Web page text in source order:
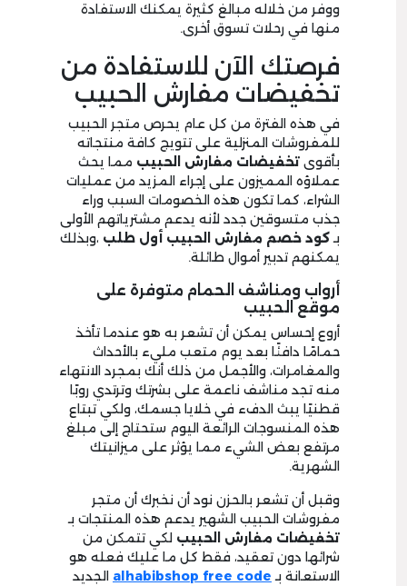
ووفر من خلاله مبالغ كثيرة يمكنك الاستفادة
منها في رحلات تسوق أخرى.
فرصتك الآن للاستفادة من
تخفيضات مفارش الحبيب
في هذه الفترة من كل عام يحرص متجر الحبيب
للمفروشات المنزلية على تتويج كافة منتجاته
بأقوى تخفيضات مفارش الحبيب مما يحث
عملاؤه المميزون على إجراء المزيد من عمليات
الشراء، كما تكون هذه الخصومات السبب وراء
جذب متسوقين جدد لأنه يدعم مشترياتهم الأولى
بـكود خصم مفارش الحبيب أول طلب ،وبذلك
يمكنهم تدبير أموال طائلة.
أرواب ومناشف الحمام متوفرة على
موقع الحبيب
أروع إحساس يمكن أن تشعر به هو عندما تأخذ
حمامًا دافئًا بعد يوم متعب مليء بالأحداث
والمغامرات، والأجمل من ذلك أنك بمجرد الانتهاء
منه تجد مناشف ناعمة على بشرتك وترتدي روبًا
قطنيًا يبث الدفء في خلايا جسمك، ولكي تبتاع
هذه المنسوجات الرائعة اليوم ستحتاج إلى مبلغ
مرتفع بعض الشيء مما يؤثر على ميزانيتك
الشهرية.
وقبل أن تشعر بالحزن نود أن نخبرك أن متجر
مفروشات الحبيب الشهير يدعم هذه المنتجات بـ
تخفيضات مفارش الحبيب لكي تتمكن من
شرائها دون تعقيد، فقط كل ما عليك فعله هو
الاستعانة بـ alhabibshop free code الجديد